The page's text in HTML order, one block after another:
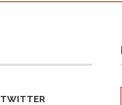
TWITTER